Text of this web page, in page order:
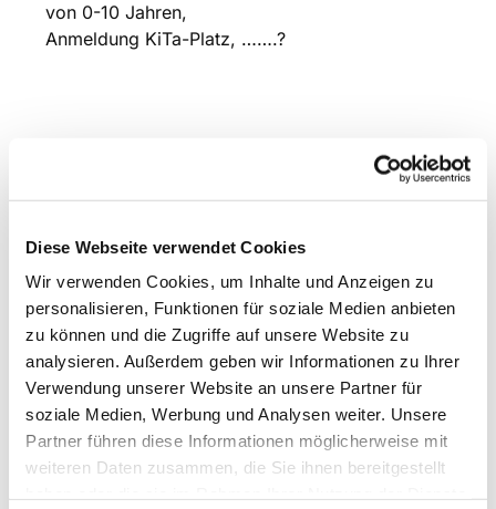
Diese Webseite verwendet Cookies
Wir verwenden Cookies, um Inhalte und Anzeigen zu
personalisieren, Funktionen für soziale Medien anbieten
zu können und die Zugriffe auf unsere Website zu
analysieren. Außerdem geben wir Informationen zu Ihrer
Verwendung unserer Website an unsere Partner für
soziale Medien, Werbung und Analysen weiter. Unsere
Partner führen diese Informationen möglicherweise mit
weiteren Daten zusammen, die Sie ihnen bereitgestellt
von 0-10 Jahren,
Anmeldung KiTa-Platz, …….?